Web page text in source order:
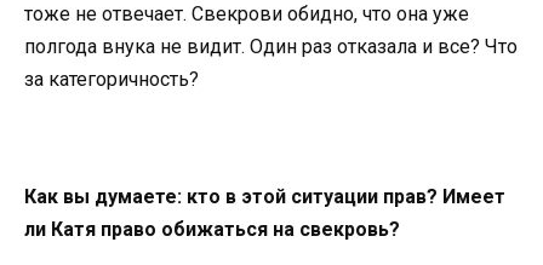
тоже не отвечает. Свекрови обидно, что она уже
полгода внука не видит. Один раз отказала и все? Что
за категоричность?
Как вы думаете: кто в этой ситуации прав? Имеет
ли Катя право обижаться на свекровь?